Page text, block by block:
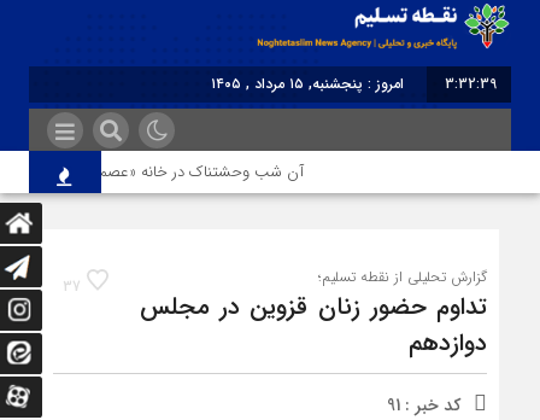
3:32:39
امروز : پنجشنبه, ۱۵ مرداد , ۱۴۰۵
آن شب وحشتناک در خانه «عصمت»
37 گزارش تحلیلی از نقطه تسلیم؛
تداوم حضور زنان قزوین در مجلس
دوازدهم
کد خبر : 91